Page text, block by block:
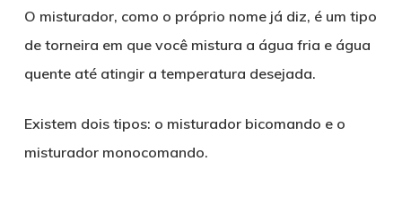
O misturador, como o próprio nome já diz, é um tipo
de torneira em que você mistura a água fria e água
quente até atingir a temperatura desejada.
Existem dois tipos: o misturador bicomando e o
misturador monocomando.